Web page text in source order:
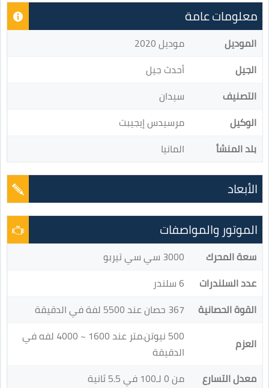
معلومات عامة
الموديل
موديل 2020
الجيل
أحدث جيل
التصنيف
سيدان
الوكيل
مرسيدس إيجيبت
بلد المنشأ
المانيا
الأبعاد
الموتور والمواصفات
سعة المحرك
3000 سي سي تيربو
عدد السلندرات
6 سلندر
القوة الحصانية
367 حصان عند 5500 لفة في الدقيقة
العزم
500 نيوتن.متر عند 1600 ~ 4000 لفه في
الدقيقة
معدل التسارع
من 0 لـ100 في 5.5 ثانية